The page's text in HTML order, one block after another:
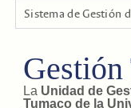
Sistema de Gestión
La Unidad de
Tumaco de la